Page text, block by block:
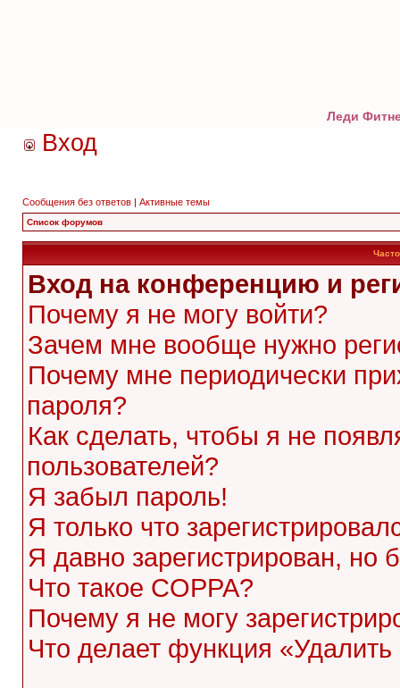
Леди
Вход
Сообщения без ответов | Активные темы
Список форумов
Вход на конференцию и
Почему я не могу войти?
Зачем мне вообще нужно
Почему мне периодически
пароля?
Как сделать, чтобы я не
пользователей?
Я забыл пароль!
Я только что
Я давно зарегистрирован, но
Что такое COPPA?
Почему я не могу
Что делает функция